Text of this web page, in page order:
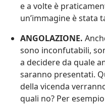
e a volte è
un’immagine è stata
ANGOLAZIONE.
sono inconfutabili,
a decidere da quale
saranno presentati.
della vicenda
quali no? Per